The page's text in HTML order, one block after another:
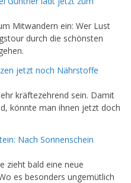
Mitwandern ein: Wer Lust
durch die schönsten
jetzt noch Nährstoffe
kräftezehrend sein. Damit
könnte man ihnen jetzt doch
Nach Sonnenschein
zieht bald eine neue
es besonders ungemütlich